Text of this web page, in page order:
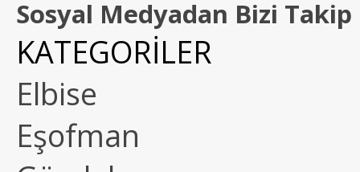
Sosyal Medyadan Bizi Takip
KATEGORİLER
Elbise
Eşofman